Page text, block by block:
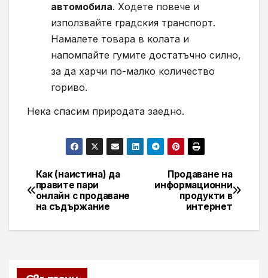
автомобила. Ходете повече и
използвайте градския транспорт.
Намалете товара в колата и
напомпайте гумите достатъчно силно,
за да харчи по-малко количество
гориво.
Нека спасим природата заедно.
Навигация
Продаване на
информационни
продукти в
интернет
Как (наистина) да
правите пари
онлайн с продаване
на съдържание